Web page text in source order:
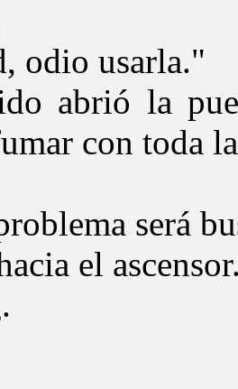
odio usarla."
abrió la
con toda
será
el